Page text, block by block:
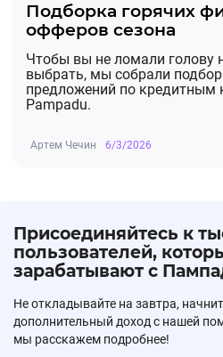
Подборка горячих
офферов сезона
Чтобы вы не ломали голову
выбрать, мы собрали
предложений по кредитным
Pampadu.
Артем Чечин 6/3/2026
Присоединяйтесь к
пользователей,
зарабатывают с
Не откладывайте на завтра,
дополнительный доход с нашей
мы расскажем подробнее!